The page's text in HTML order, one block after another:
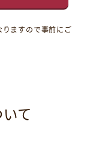
ますので事前にご
て